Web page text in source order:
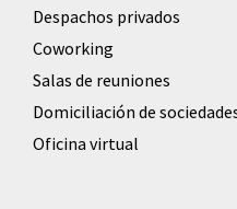
Despachos privados
Coworking
Salas de reuniones
Domiciliación de
Oficina virtual